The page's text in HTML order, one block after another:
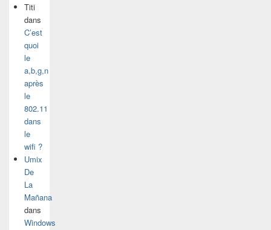
Titi
dans
C’est
quoi
le
a,b,g,n
après
le
802.11
dans
le
wifi ?
Umix
De
La
Mañana
dans
Windows